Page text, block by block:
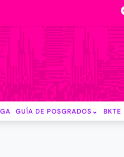
GUÍA DE POSGRADOS BKTE